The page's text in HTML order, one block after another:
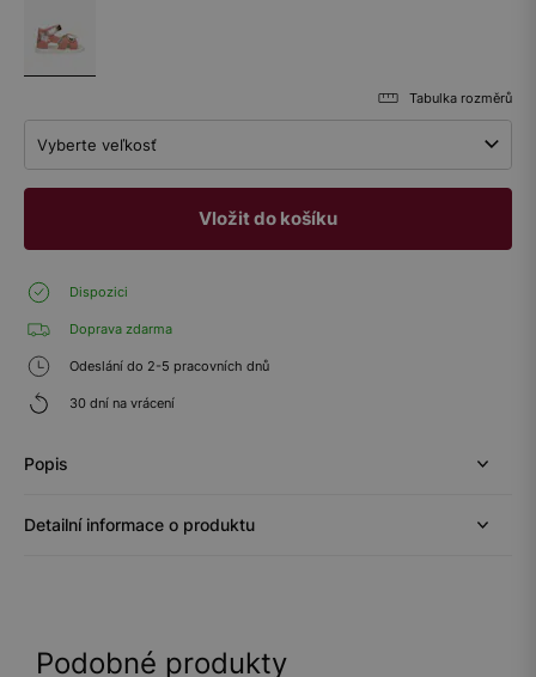
Tabulka rozměrů
Vyberte veľkosť
Vložit do košíku
Dispozici
Doprava zdarma
Odeslání do 2-5 pracovních dnů
30 dní na vrácení
Popis
Detailní informace o produktu
Podobné produkty